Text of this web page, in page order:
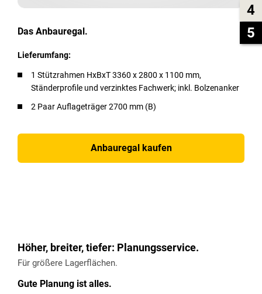
4
5
Das Anbauregal.
Lieferumfang:
1 Stützrahmen HxBxT 3360 x 2800 x 1100 mm,
Ständerprofile und verzinktes Fachwerk; inkl. Bolzenanker
2 Paar Auflageträger 2700 mm (B)
Anbauregal kaufen
Höher, breiter, tiefer: Planungsservice.
Für größere Lagerflächen.
Gute Planung ist alles.